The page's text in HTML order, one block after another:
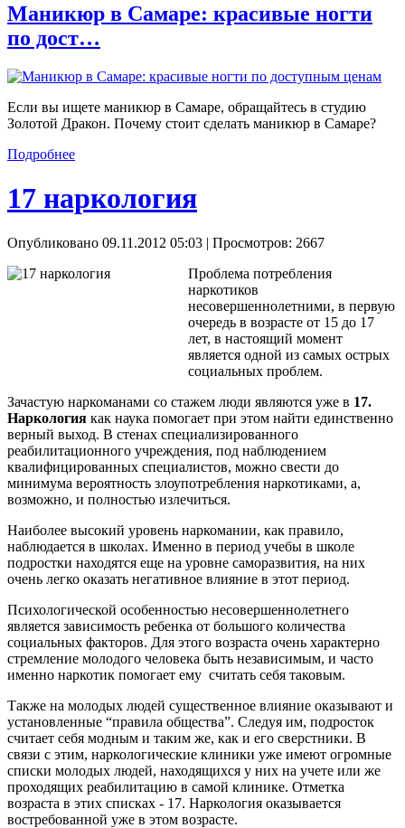
Маникюр в Самаре: красивые ногти
по дост…
Если вы ищете маникюр в Самаре, обращайтесь в студию
Золотой Дракон. Почему стоит сделать маникюр в Самаре?
Подробнее
17 наркология
Опубликовано 09.11.2012 05:03 | Просмотров: 2667
Проблема потребления
наркотиков
несовершеннолетними, в первую
очередь в возрасте от 15 до 17
лет, в настоящий момент
является одной из самых острых
социальных проблем.
Зачастую наркоманами со стажем люди являются уже в 17.
Наркология как наука помогает при этом найти единственно
верный выход. В стенах специализированного
реабилитационного учреждения, под наблюдением
квалифицированных специалистов, можно свести до
минимума вероятность злоупотребления наркотиками, а,
возможно, и полностью излечиться.
Наиболее высокий уровень наркомании, как правило,
наблюдается в школах. Именно в период учебы в школе
подростки находятся еще на уровне саморазвития, на них
очень легко оказать негативное влияние в этот период.
Психологической особенностью несовершеннолетнего
является зависимость ребенка от большого количества
социальных факторов. Для этого возраста очень характерно
стремление молодого человека быть независимым, и часто
именно наркотик помогает ему считать себя таковым.
Также на молодых людей существенное влияние оказывают и
установленные “правила общества”. Следуя им, подросток
считает себя модным и таким же, как и его сверстники. В
связи с этим, наркологические клиники уже имеют огромные
списки молодых людей, находящихся у них на учете или же
проходящих реабилитацию в самой клинике. Отметка
возраста в этих списках - 17. Наркология оказывается
востребованной уже в этом возрасте.